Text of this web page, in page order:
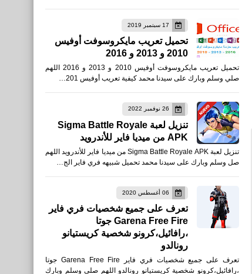
17 سبتمبر 2019
تحميل تعريب مايكروسوفت أوفيس
2010 و 2013 و 2016
تحميل تعريب مايكروسوفت أوفيس 2010 و 2013 و 2016 اللهم
صلي وسلم وبارك على سيدنا محمد كيفية تعريب أوفيس 201…
26 نوفمبر 2022
تنزيل لعبة Sigma Battle Royale
APK من ميديا فاير للأندرويد
تنزيل لعبة Sigma Battle Royale APK من ميديا فاير للأندرويد اللهم
صل وسلم وبارك على سيدنا محمد تحميل شبيهه فري فاير الج…
06 أغسطس 2020
تعرف على جميع شخصيات فري فاير
Garena Free Fire جوتا
،رافائيل،كرونو شخصية كريستيانو
رونالدو
تعرف على جميع شخصيات فري فاير Garena Free Fire جوتا
،رافائيل،كرونو شخصية كريستيانو رونالدو اللهم صلى وسلم وبارك
العاب
كلمات سر للعبه كونتر سترايك
1.6 Counter Strike
اخبار
UFC229 فوز حبيب
نورمحمدوف على كونور
مكريغور الأيرلندي